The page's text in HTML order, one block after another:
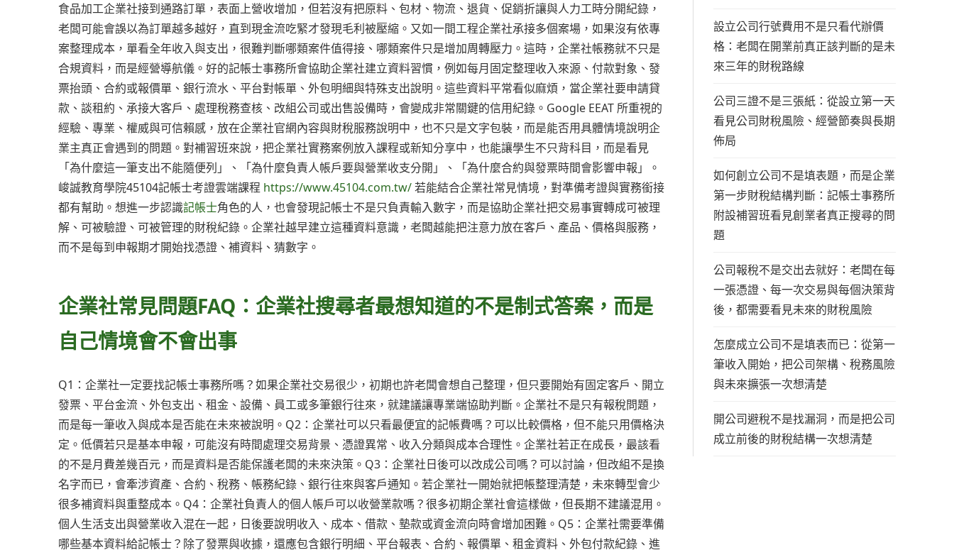
食品加工企業社接到通路訂單，表面上營收增加，但若沒有把原料、包材、物流、退貨、促銷折讓與人力工時分開紀錄，
老闆可能會誤以為訂單越多越好，直到現金流吃緊才發現毛利被壓縮。又如一間工程企業社承接多個案場，如果沒有依專
案整理成本，單看全年收入與支出，很難判斷哪類案件值得接、哪類案件只是增加周轉壓力。這時，企業社帳務就不只是
合規資料，而是經營導航儀。好的記帳士事務所會協助企業社建立資料習慣，例如每月固定整理收入來源、付款對象、發
票抬頭、合約或報價單、銀行流水、平台對帳單、外包明細與特殊支出說明。這些資料平常看似麻煩，當企業社要申請貸
款、談租約、承接大客戶、處理稅務查核、改組公司或出售設備時，會變成非常關鍵的信用紀錄。Google EEAT 所重視的
經驗、專業、權威與可信賴感，放在企業社官網內容與財稅服務說明中，也不只是文字包裝，而是能否用具體情境說明企
業主真正會遇到的問題。對補習班來說，把企業社實務案例放入課程或新知分享中，也能讓學生不只背科目，而是看見
「為什麼這一筆支出不能隨便列」、「為什麼負責人帳戶要與營業收支分開」、「為什麼合約與發票時間會影響申報」。
峻誠教育學院45104記帳士考證雲端課程 https://www.45104.com.tw/若能結合企業社常見情境，對準備考證與實務銜接
都有幫助。想進一步認識記帳士角色的人，也會發現記帳士不是只負責輸入數字，而是協助企業社把交易事實轉成可被理
解、可被驗證、可被管理的財稅紀錄。企業社越早建立這種資料意識，老闆越能把注意力放在客戶、產品、價格與服務，
而不是每到申報期才開始找憑證、補資料、猜數字。
企業社常見問題FAQ：企業社搜尋者最想知道的不是制式答案，而是
自己情境會不會出事
Q1：企業社一定要找記帳士事務所嗎？如果企業社交易很少，初期也許老闆會想自己整理，但只要開始有固定客戶、開立
發票、平台金流、外包支出、租金、設備、員工或多筆銀行往來，就建議讓專業端協助判斷。企業社不是只有報稅問題，
而是每一筆收入與成本是否能在未來被說明。Q2：企業社可以只看最便宜的記帳費嗎？可以比較價格，但不能只用價格決
定。低價若只是基本申報，可能沒有時間處理交易背景、憑證異常、收入分類與成本合理性。企業社若正在成長，最該看
的不是月費差幾百元，而是資料是否能保護老闆的未來決策。Q3：企業社日後可以改成公司嗎？可以討論，但改組不是換
名字而已，會牽涉資產、合約、稅務、帳務紀錄、銀行往來與客戶通知。若企業社一開始就把帳整理清楚，未來轉型會少
很多補資料與重整成本。Q4：企業社負責人的個人帳戶可以收營業款嗎？很多初期企業社會這樣做，但長期不建議混用。
個人生活支出與營業收入混在一起，日後要說明收入、成本、借款、墊款或資金流向時會增加困難。Q5：企業社需要準備
哪些基本資料給記帳士？除了發票與收據，還應包含銀行明細、平台報表、合約、報價單、租金資料、外包付款紀錄、進
設立公司行號費用不是只看代辦價
格：老闆在開業前真正該判斷的是未
來三年的財稅路線
公司三證不是三張紙：從設立第一天
看見公司財稅風險、經營節奏與長期
佈局
如何創立公司不是填表題，而是企業
第一步財稅結構判斷：記帳士事務所
附設補習班看見創業者真正搜尋的問
題
公司報稅不是交出去就好：老闆在每
一張憑證、每一次交易與每個決策背
後，都需要看見未來的財稅風險
怎麼成立公司不是填表而已：從第一
筆收入開始，把公司架構、稅務風險
與未來擴張一次想清楚
開公司避稅不是找漏洞，而是把公司
成立前後的財稅結構一次想清楚